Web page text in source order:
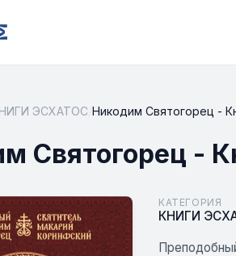
ЭСХАТОС Никодим Святогорец -
Святогорец -
КАТЕГОРИЯ
КНИГИ